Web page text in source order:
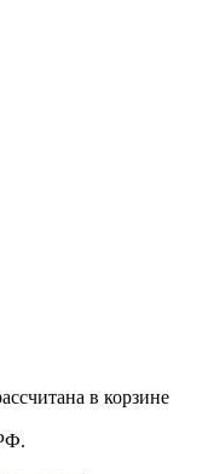
в корзине